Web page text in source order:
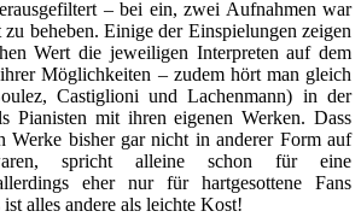
– bei ein, zwei Aufnahmen war
beheben. Einige der Einspielungen zeigen
Wert die jeweiligen Interpreten auf dem
Möglichkeiten – zudem hört man gleich
Castiglioni und Lachenmann) in der
Pianisten mit ihren eigenen Werken. Dass
Werke bisher gar nicht in anderer Form auf
spricht alleine schon für eine
eher nur für hartgesottene Fans
alles andere als leichte Kost!